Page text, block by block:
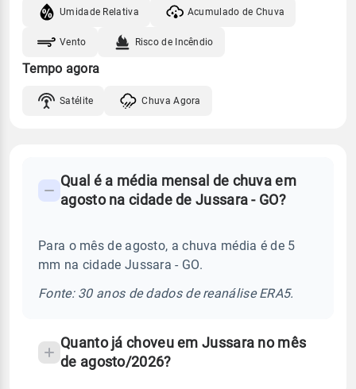
Umidade Relativa Acumulado de Chuva
Vento Risco de Incêndio
Tempo agora
Satélite Chuva Agora
Perguntas
sobre
chuva
Qual é a média mensal de chuva em
agosto na cidade de Jussara - GO?
Para o mês de agosto, a chuva média é de 5
mm na cidade Jussara - GO.
Fonte: 30 anos de dados de reanálise ERA5.
Quanto já choveu em Jussara no mês
de agosto/2026?